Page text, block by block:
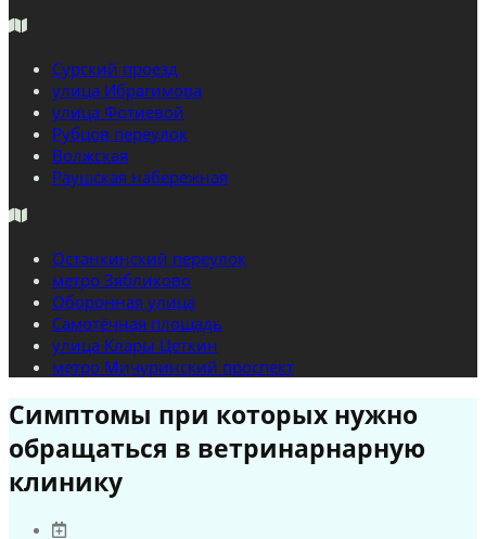
Сурский проезд
улица Ибрагимова
улица Фотиевой
Рубцов переулок
Волжская
Раушская набережная
Останкинский переулок
метро Зябликово
Оборонная улица
Самотёчная площадь
улица Клары Цеткин
метро Мичуринский проспект
Симптомы при которых нужно
обращаться в ветринарнарную
клинику